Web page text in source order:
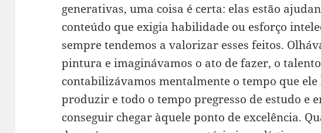
generativas, uma coisa é certa: elas estão
conteúdo que exigia habilidade ou esforço
sempre tendemos a valorizar esses feitos.
pintura e imaginávamos o ato de fazer, o
contabilizávamos mentalmente o tempo que
produzir e todo o tempo pregresso de estudo e
conseguir chegar àquele ponto de excelência.